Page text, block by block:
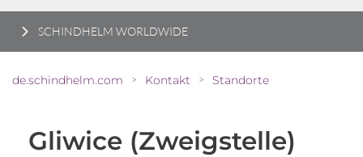
SCHINDHELM WORLDWIDE
de.schindhelm.com > Kontakt > Standorte
Gliwice (Zweigstelle)